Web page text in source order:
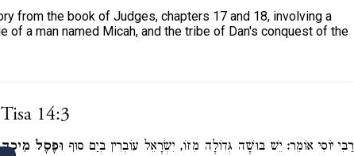
from the book of Judges, chapters 17 and 18, involving a
of a man named Micah, and the tribe of Dan's conquest of the
14:3
רַבִּי יוֹסִי אוֹמֵר: יֵשׁ בּוּשָׁה גְּדוֹלָה מִזּוֹ, יִשְׂרָאֵל עוֹבְרִין בְּיַם סוּף וּפֶסֶל מִיכָה